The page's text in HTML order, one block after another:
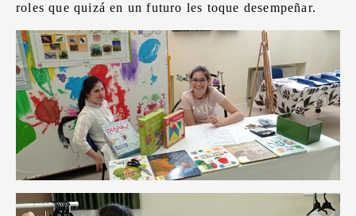
roles que quizá en un futuro les toque desempeñar.